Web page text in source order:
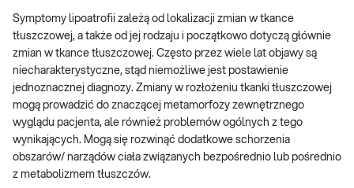
Symptomy lipoatrofii zależą od lokalizacji zmian w tkance
tłuszczowej, a także od jej rodzaju i początkowo dotyczą głównie
zmian w tkance tłuszczowej. Często przez wiele lat objawy są
niecharakterystyczne, stąd niemożliwe jest postawienie
jednoznacznej diagnozy. Zmiany w rozłożeniu tkanki tłuszczowej
mogą prowadzić do znaczącej metamorfozy zewnętrznego
wyglądu pacjenta, ale również problemów ogólnych z tego
wynikających. Mogą się rozwinąć dodatkowe schorzenia
obszarów/ narządów ciała związanych bezpośrednio lub pośrednio
z metabolizmem tłuszczów.